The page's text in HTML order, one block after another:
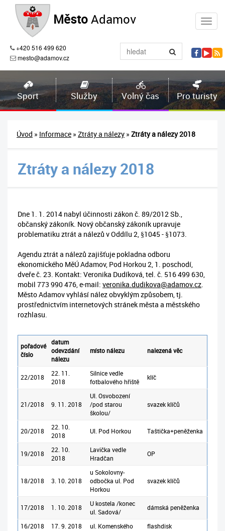
MěstoAdamov
+420 516 499 620
mesto@adamov.cz
Sport Služby Volný čas Pro turisty
Úvod » Informace » Ztráty a nálezy » Ztráty a nálezy 2018
Ztráty a nálezy 2018
Dne 1. 1. 2014 nabyl účinnosti zákon č. 89/2012 Sb.,
občanský zákoník. Nový občanský zákoník upravuje
problematiku ztrát a nálezů v Oddílu 2, §1045 - §1073.
Agendu ztrát a nálezů zajišťuje pokladna odboru
ekonomického MěÚ Adamov, Pod Horkou 2, 1. poschodí,
dveře č. 23. Kontakt: Veronika Dudíková, tel. č. 516 499 630,
mobil 773 990 476, e-mail: veronika.dudikova@adamov.cz.
Město Adamov vyhlásí nález obvyklým způsobem, tj.
prostřednictvím internetových stránek města a městského
rozhlasu.
pořadové
číslo
datum
odevzdání
nálezu
místo nálezu nalezená věc
22/2018
22. 11.
2018
Silnice vedle
fotbalového hřiště
klíč
21/2018 9. 11. 2018
Ul. Osvobození
/pod starou
školou/
svazek klíčů
20/2018
22. 10.
2018
Ul. Pod Horkou Taštička+peněženka
19/2018
22. 10.
2018
Lavička vedle
Hradčan
OP
18/2018 3. 10. 2018
u Sokolovny-
odbočka ul. Pod
Horkou
svazek klíčů
17/2018 1. 10. 2018
U kostela /konec
ul. Sadová/
dámská peněženka
16/2018 17. 9. 2018 ul. Komenského
flashdisk